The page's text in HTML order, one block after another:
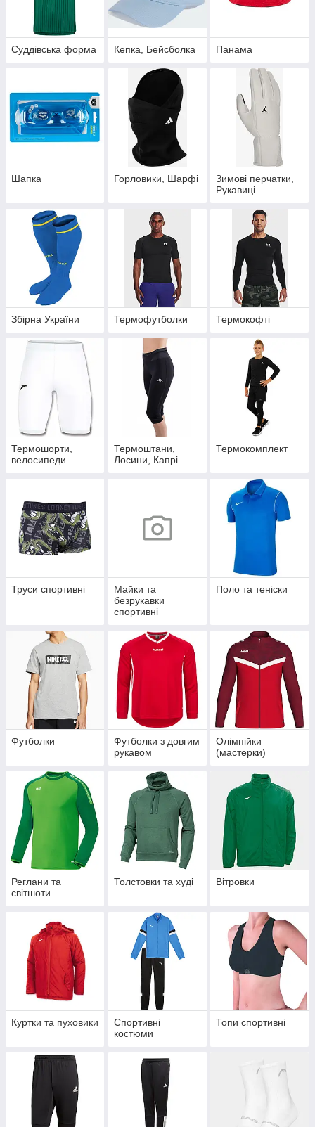
Суддівська форма Кепка, Бейсболка Панама
Шапка Горловики, Шарфі
Зимові перчатки,
Рукавиці
Збірна України Термофутболки Термокофті
Термошорти,
велосипеди
Термоштани,
Лосини, Капрі
Термокомплект
Труси спортивні
Майки та
безрукавки
спортивні
Поло та теніски
Футболки
Футболки з довгим
рукавом
Олімпійки
(мастерки)
Реглани та
світшоти
Толстовки та худі Вітровки
Куртки та пуховики
Спортивні
костюми
Топи спортивні